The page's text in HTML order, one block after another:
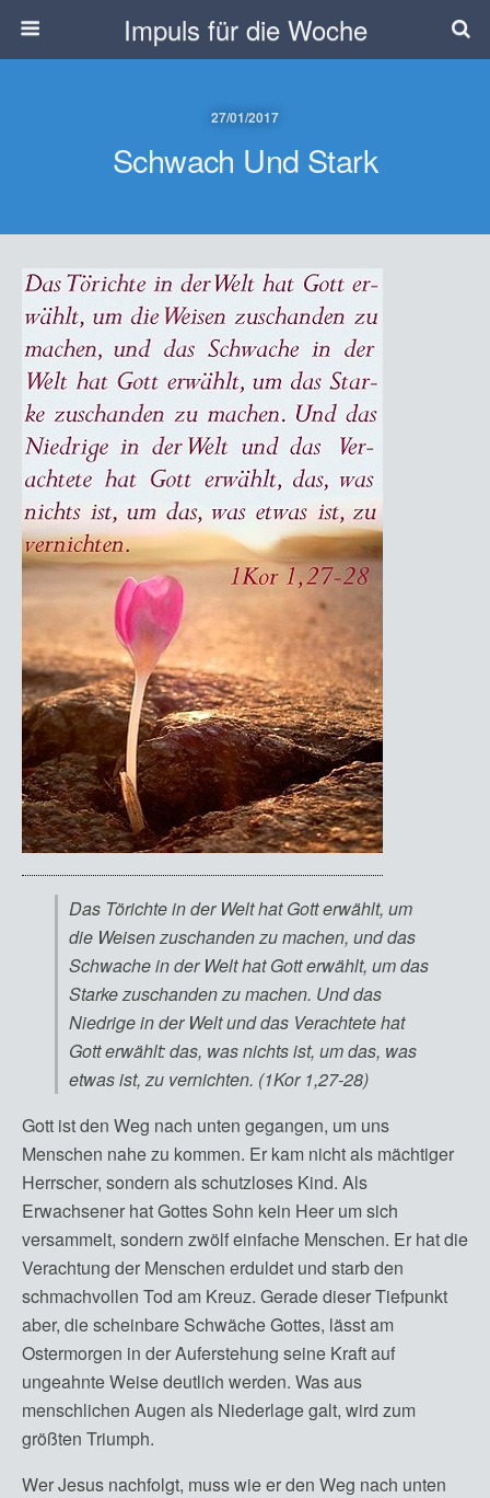
Impuls für die Woche
27/01/2017
Schwach Und Stark
Das Törichte in der Welt hat Gott erwählt, um
die Weisen zuschanden zu machen, und das
Schwache in der Welt hat Gott erwählt, um das
Starke zuschanden zu machen. Und das
Niedrige in der Welt und das Verachtete hat
Gott erwählt: das, was nichts ist, um das, was
etwas ist, zu vernichten. (1Kor 1,27-28)
Gott ist den Weg nach unten gegangen, um uns
Menschen nahe zu kommen. Er kam nicht als mächtiger
Herrscher, sondern als schutzloses Kind. Als
Erwachsener hat Gottes Sohn kein Heer um sich
versammelt, sondern zwölf einfache Menschen. Er hat die
Verachtung der Menschen erduldet und starb den
schmachvollen Tod am Kreuz. Gerade dieser Tiefpunkt
aber, die scheinbare Schwäche Gottes, lässt am
Ostermorgen in der Auferstehung seine Kraft auf
ungeahnte Weise deutlich werden. Was aus
menschlichen Augen als Niederlage galt, wird zum
größten Triumph.
Wer Jesus nachfolgt, muss wie er den Weg nach unten